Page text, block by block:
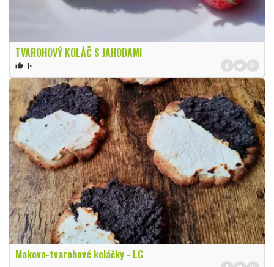
TVAROHOVÝ KOLÁČ S JAHODAMI
thumb_up 1×
Makovo-tvarohové koláčky - LC